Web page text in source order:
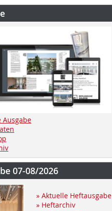
Ausgabe
07-08/2026
» Aktuelle Heftausgabe
» Heftarchiv